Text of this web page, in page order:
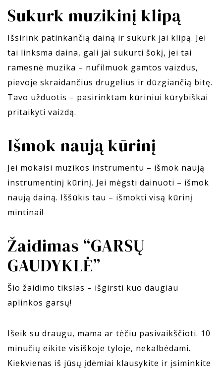
Sukurk muzikinį klipą
Išsirink patinkančią dainą ir sukurk jai klipą. Jei
tai linksma daina, gali jai sukurti šokį, jei tai
ramesnė muzika – nufilmuok gamtos vaizdus,
pievoje skraidančius drugelius ir dūzgiančią bitę.
Tavo užduotis – pasirinktam kūriniui kūrybiškai
pritaikyti vaizdą.
Išmok naują kūrinį
Jei mokaisi muzikos instrumentu – išmok naują
instrumentinį kūrinį. Jei mėgsti dainuoti – išmok
naują dainą. Iššūkis tau – išmokti visą kūrinį
mintinai!
Žaidimas “GARSŲ
GAUDYKLĖ”
Šio žaidimo tikslas – išgirsti kuo daugiau
aplinkos garsų!
Išeik su draugu, mama ar tėčiu pasivaikščioti. 10
minučių eikite visiškoje tyloje, nekalbėdami.
Kiekvienas iš jūsų įdėmiai klausykite ir įsiminkite